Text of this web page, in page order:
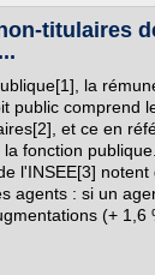
titulaires
la
public comprend
et ce en
fonction
l'INSEE[3]
agents : si un
(+ 1,6